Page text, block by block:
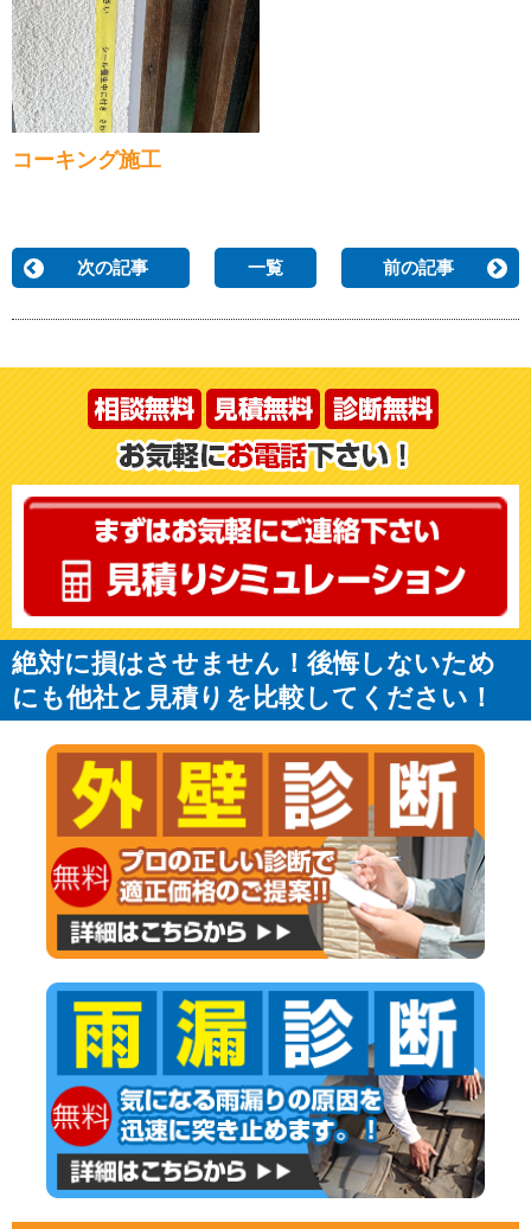
コーキング施工
次の記事 一覧 前の記事
絶対に損はさせません！後悔しないため
にも他社と見積りを比較してください！